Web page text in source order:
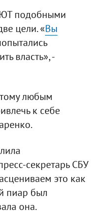
подобными
цели. «Вы
власть», -
любым
к себе
секретарь СБУ
это как
пиар был
она.